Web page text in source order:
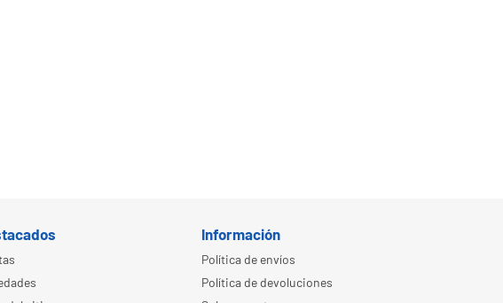
Información
Política de envíos
Política de devoluciones